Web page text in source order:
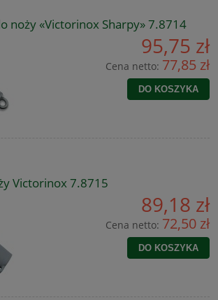
noży «Victorinox Sharpy» 7.8714
95,75 zł
Cena netto: 77,85 zł
DO KOSZYKA
Victorinox 7.8715
89,18 zł
Cena netto: 72,50 zł
DO KOSZYKA